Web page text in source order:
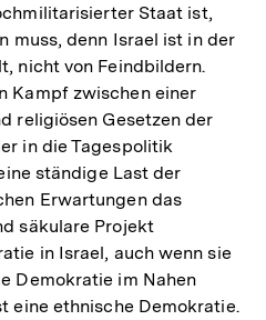
Staat ist,
muss, denn Israel ist in der
nicht von Feindbildern.
Kampf zwischen einer
religiösen Gesetzen der
in die Tagespolitik
ständige Last der
Erwartungen das
säkulare Projekt
in Israel, auch wenn sie
Demokratie im Nahen
eine ethnische Demokratie.